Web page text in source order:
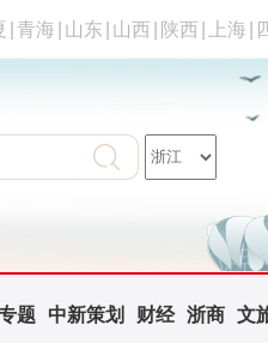
青海 山东 山西 陕西 上海
题 中新策划 财经 浙商 文